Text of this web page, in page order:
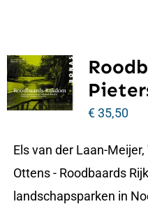
€35,50
Els van der Laan-
Ottens - Roodbaards
landschapsparken in